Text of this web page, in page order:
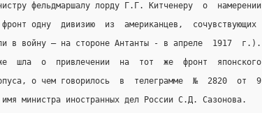
фельдмаршалу лорду Г.Г. Китченеру  о  намерении
одну  дивизию  из  американцев,  сочувствующих
в войну – на стороне Антанты - в апреле  1917  г.).
шла  о  привлечении  на  тот  же  фронт  японского
о чем говорилось  в  телеграмме  №  2820  от  9
министра иностранных дел России С.Д. Сазонова.